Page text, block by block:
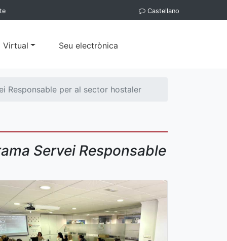
Castellano
Virtual Seu electrònica
Responsable per al sector hostaler
Servei Responsable